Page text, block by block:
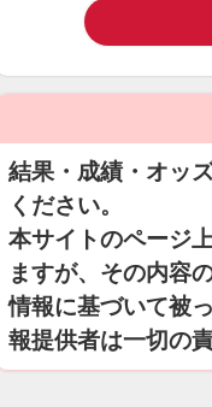
結果・成績・オッ
ください。
本サイトのページ
ますが、その内容
情報に基づいて被
報提供者は一切の